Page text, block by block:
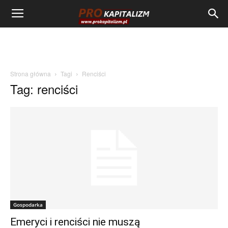
Strona główna Tagi Renciści
Tag: renciści
Gospodarka
Emeryci i renciści nie muszą